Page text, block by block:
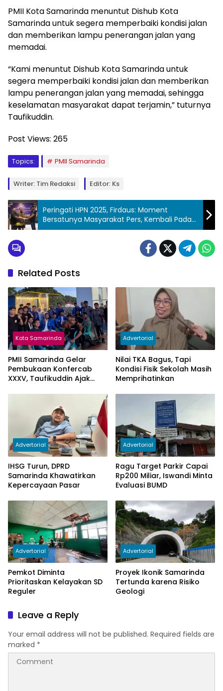
PMII Kota Samarinda menuntut Dishub Kota
Samarinda untuk segera memperbaiki kondisi jalan
dan memberikan lampu penerangan jalan yang
memadai.
“Kami menuntut Dishub Kota Samarinda untuk
segera memperbaiki kondisi jalan dan memberikan
lampu penerangan jalan yang memadai, sehingga
keselamatan masyarakat dapat terjamin,” tuturnya
Taufikuddin.
Post Views: 265
Topics: PMII Samarinda
Writer: Tim Redaksi Editor: Ks
Peringati HPN 2025, Firdaus: Moment
Bersatunya Masyarakat Pers, Kembali Pada
Hakikat Pers Indonesia
Related Posts
Kota Samarinda
PMII Samarinda Gelar
Pembukaan Konfercab
XXXV, Taufikuddin Ajak
Advertorial
Nilai TKA Bagus, Tapi
Kondisi Fisik Sekolah Masih
Memprihatinkan
Advertorial
IHSG Turun, DPRD
Samarinda Khawatirkan
Kepercayaan Pasar
Advertorial
Ragu Target Parkir Capai
Rp200 Miliar, Iswandi Minta
Evaluasi BUMD
Advertorial
Pemkot Diminta
Prioritaskan Kelayakan SD
Reguler
Advertorial
Proyek Ikonik Samarinda
Tertunda karena Risiko
Geologi
Leave a Reply
Your email address will not be published. Required fields are
marked *